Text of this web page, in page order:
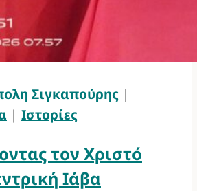
Σιγκαπούρης |
| Ιστορίες
τον Χριστό
Ιάβα